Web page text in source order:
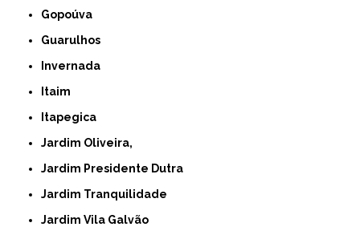
Gopoúva
Guarulhos
Invernada
Itaim
Itapegica
Jardim Oliveira,
Jardim Presidente Dutra
Jardim Tranquilidade
Jardim Vila Galvão